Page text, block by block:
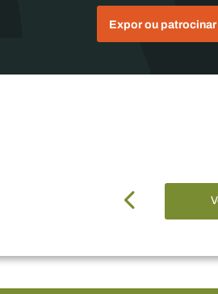
Expor ou patrocinar